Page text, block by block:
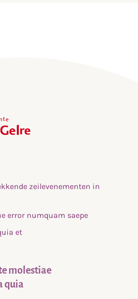
zeilevenementen in
error numquam saepe
et
molestiae
quia